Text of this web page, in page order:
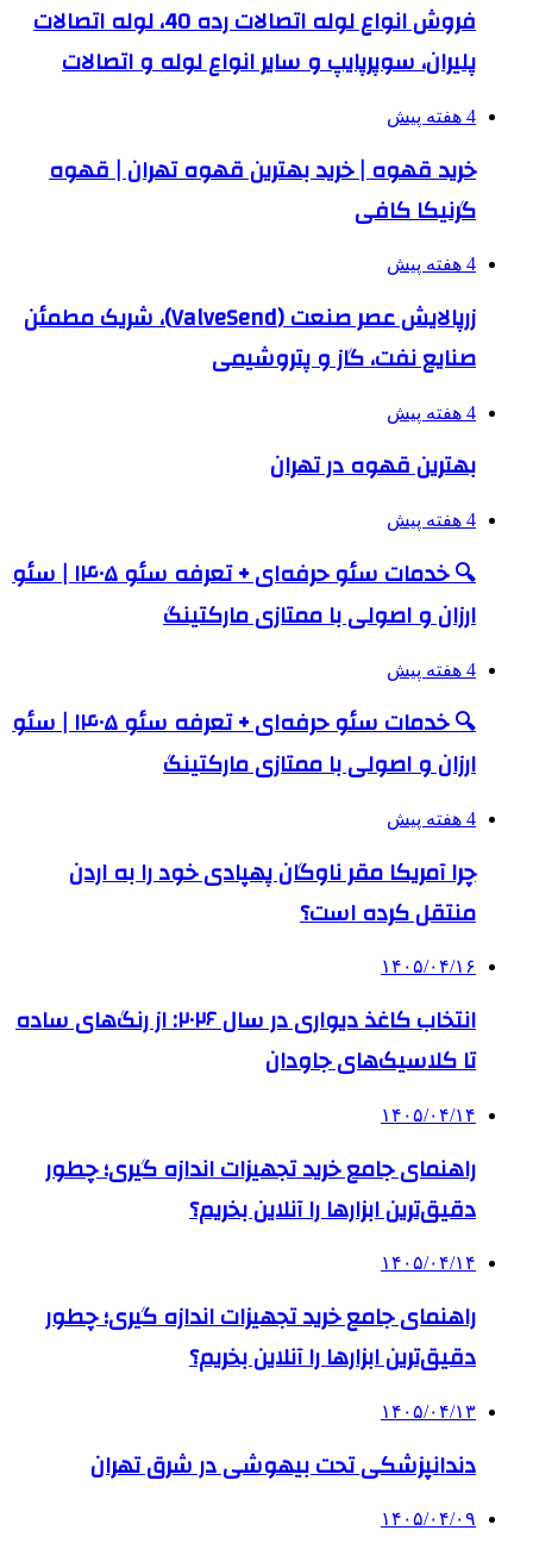
فروش انواع لوله اتصالات رده 40، لوله اتصالات
پلیران، سوپرپایپ و سایر انواع لوله و اتصالات
4 هفته پیش
خرید قهوه | خرید بهترین قهوه تهران | قهوه
گرنیکا کافی
4 هفته پیش
زرپالایش عصر صنعت (ValveSend)، شریک مطمئن
صنایع نفت، گاز و پتروشیمی
4 هفته پیش
بهترین قهوه در تهران
4 هفته پیش
🔍 خدمات سئو حرفه‌ای + تعرفه سئو ۱۴۰۵ | سئو
ارزان و اصولی با ممتازی مارکتینگ
4 هفته پیش
🔍 خدمات سئو حرفه‌ای + تعرفه سئو ۱۴۰۵ | سئو
ارزان و اصولی با ممتازی مارکتینگ
4 هفته پیش
چرا آمریکا مقر ناوگان پهپادی خود را به اردن
منتقل کرده است؟
۱۴۰۵/۰۴/۱۶
انتخاب کاغذ دیواری در سال ۲۰۲۶: از رنگ‌های ساده
تا کلاسیک‌های جاودان
۱۴۰۵/۰۴/۱۴
راهنمای جامع خرید تجهیزات اندازه گیری؛ چطور
دقیق‌ترین ابزارها را آنلاین بخریم؟
۱۴۰۵/۰۴/۱۴
راهنمای جامع خرید تجهیزات اندازه گیری؛ چطور
دقیق‌ترین ابزارها را آنلاین بخریم؟
۱۴۰۵/۰۴/۱۳
دندانپزشکی تحت بیهوشی در شرق تهران
۱۴۰۵/۰۴/۰۹